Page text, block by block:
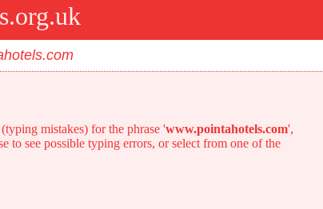
mistakes) for the phrase 'www.pointahotels.com',
to see possible typing errors, or select from one of the